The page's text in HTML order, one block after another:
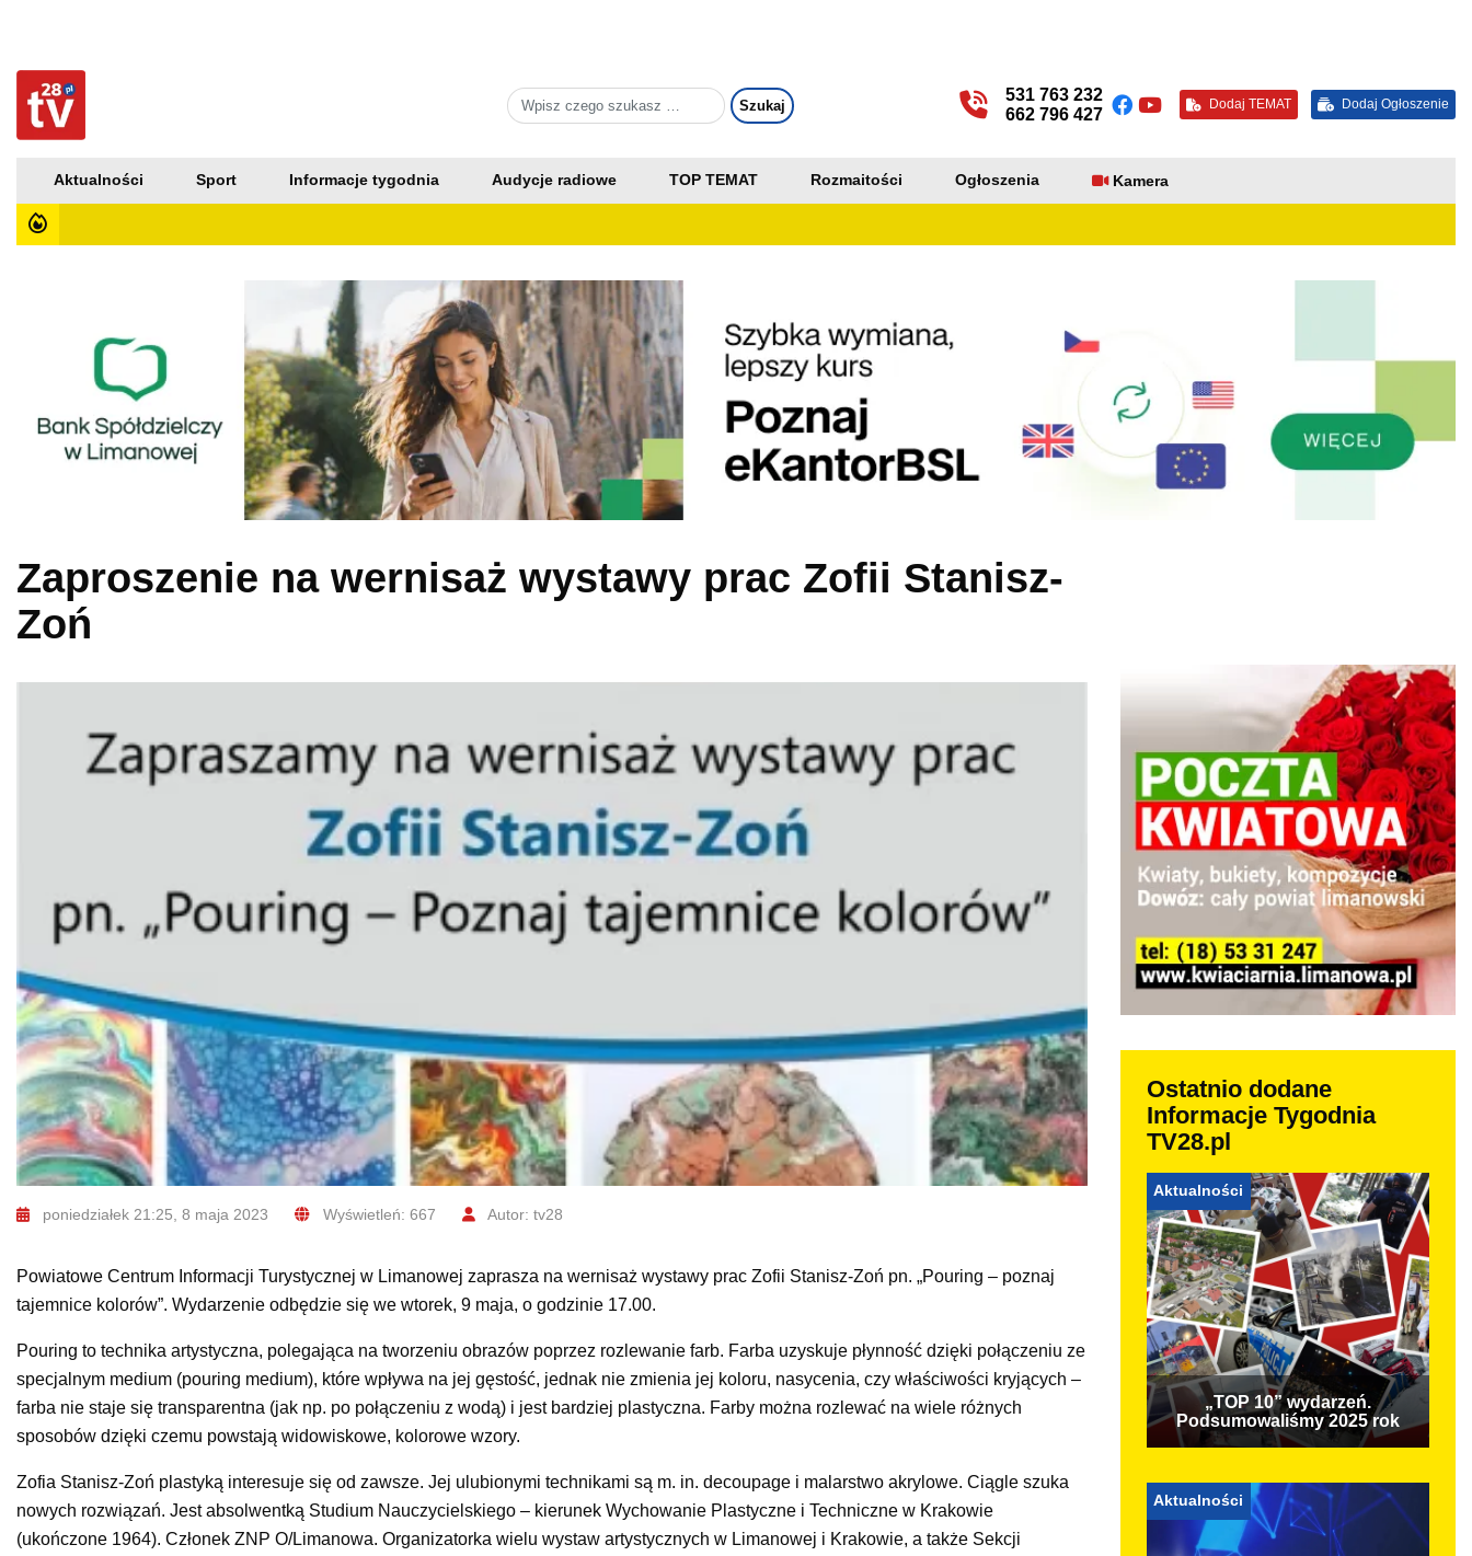
531 763 232
662 796 427
Dodaj TEMAT Dodaj Ogłoszenie
Aktualności Sport Informacje tygodnia Audycje radiowe TOP TEMAT Rozmaitości Ogłoszenia Kamera
Zaproszenie na wernisaż wystawy prac Zofii Stanisz-
Zoń
poniedziałek 21:25, 8 maja 2023 Wyświetleń: 667 Autor: tv28
Powiatowe Centrum Informacji Turystycznej w Limanowej zaprasza na wernisaż wystawy prac Zofii Stanisz-Zoń pn. „Pouring – poznaj
tajemnice kolorów”. Wydarzenie odbędzie się we wtorek, 9 maja, o godzinie 17.00.
Pouring to technika artystyczna, polegająca na tworzeniu obrazów poprzez rozlewanie farb. Farba uzyskuje płynność dzięki połączeniu ze
specjalnym medium (pouring medium), które wpływa na jej gęstość, jednak nie zmienia jej koloru, nasycenia, czy właściwości kryjących –
farba nie staje się transparentna (jak np. po połączeniu z wodą) i jest bardziej plastyczna. Farby można rozlewać na wiele różnych
sposobów dzięki czemu powstają widowiskowe, kolorowe wzory.
Zofia Stanisz-Zoń plastyką interesuje się od zawsze. Jej ulubionymi technikami są m. in. decoupage i malarstwo akrylowe. Ciągle szuka
nowych rozwiązań. Jest absolwentką Studium Nauczycielskiego – kierunek Wychowanie Plastyczne i Techniczne w Krakowie
(ukończone 1964). Członek ZNP O/Limanowa. Organizatorka wielu wystaw artystycznych w Limanowej i Krakowie, a także Sekcji
Ostatnio dodane
Informacje Tygodnia
TV28.pl
Aktualności
„TOP 10” wydarzeń.
Podsumowaliśmy 2025 rok
Aktualności